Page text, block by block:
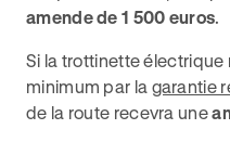
amende de 1 500 euros.
Si la trottinette électrique
minimum par la garantie
de la route recevra une